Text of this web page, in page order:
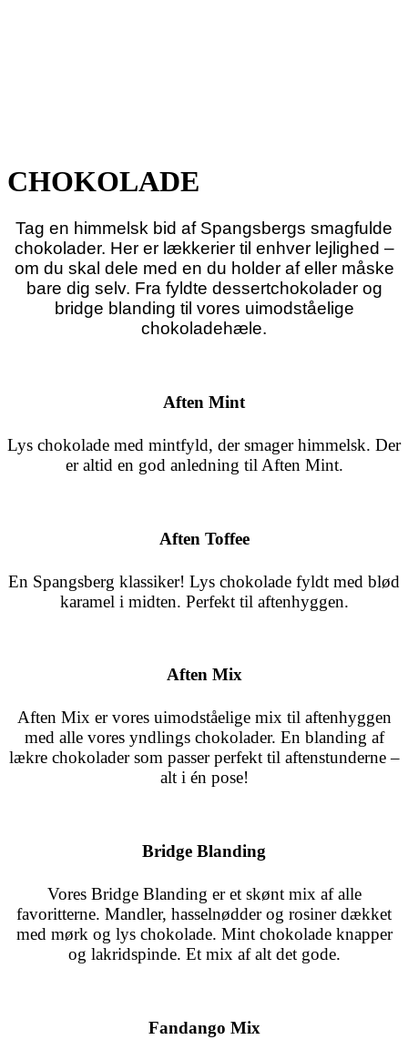
CHOKOLADE
Tag en himmelsk bid af Spangsbergs smagfulde
chokolader. Her er lækkerier til enhver lejlighed –
om du skal dele med en du holder af eller måske
bare dig selv. Fra fyldte dessertchokolader og
bridge blanding til vores uimodståelige
chokoladehæle.
Aften Mint
Lys chokolade med mintfyld, der smager himmelsk. Der
er altid en god anledning til Aften Mint.
Aften Toffee
En Spangsberg klassiker! Lys chokolade fyldt med blød
karamel i midten. Perfekt til aftenhyggen.
Aften Mix
Aften Mix er vores uimodståelige mix til aftenhyggen
med alle vores yndlings chokolader. En blanding af
lækre chokolader som passer perfekt til aftenstunderne –
alt i én pose!
Bridge Blanding
Vores Bridge Blanding er et skønt mix af alle
favoritterne. Mandler, hasselnødder og rosiner dækket
med mørk og lys chokolade. Mint chokolade knapper
og lakridspinde. Et mix af alt det gode.
Fandango Mix